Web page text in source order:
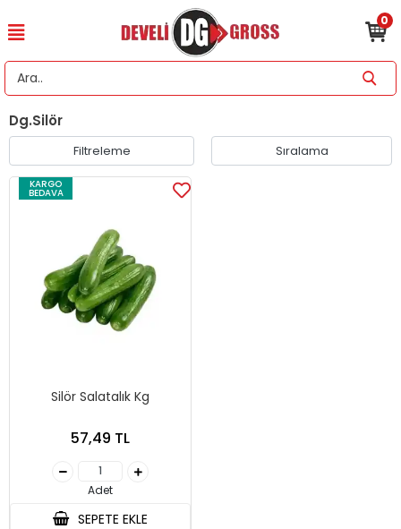
0
Dg.Silör
Filtreleme Sıralama
KARGO
BEDAVA
Silör Salatalık Kg
57,49 TL
Adet
SEPETE EKLE